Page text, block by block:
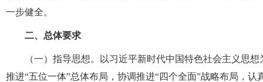
一步健全。
二、总体要求
（一）指导思想。以习近平新时代中国特色社会主义思
推进“五位一体”总体布局，协调推进“四个全面”战略布局，